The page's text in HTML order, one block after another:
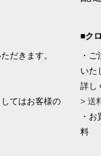
だきます。
てはお客様の
■ク
・
いた
詳し
> 送
・
料